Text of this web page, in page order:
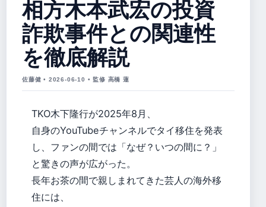
相方木本武宏の投資
詐欺事件との関連性
を徹底解説
佐藤健 • 2026-06-10 • 監修 高橋 蓮
TKO木下隆行が2025年8月、
自身のYouTubeチャンネルでタイ移住を発表
し、ファンの間では「なぜ？いつの間に？」
と驚きの声が広がった。
長年お茶の間で親しまれてきた芸人の海外移
住には、